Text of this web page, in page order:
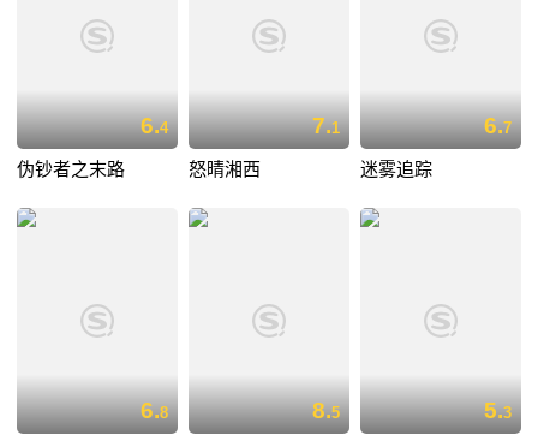
6.4
伪钞者之末路
7.1
怒晴湘西
6.7
迷雾追踪
6.8 8.5 5.3